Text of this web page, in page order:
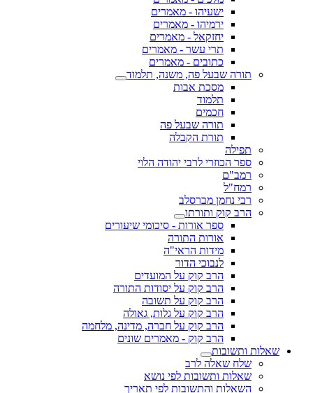
ישעיהו - מאמרים
ירמיהו - מאמרים
יחזקאל - מאמרים
תרי עשר - מאמרים
כתובים - מאמרים
תורה שבעל פה, משנה, תלמוד
מסכת אבות
תלמוד
חכמים
תורה שבעל פה
תורת הקבלה
תפילה
ספר הכוזרי לרבי יהודה הלוי
רמב"ם
רמח"ל
רבי נחמן מברסלב
הרב קוק ותורתו
ספר אורות - סיכומי שיעורים
אורות התורה
מידות הראי"ה
לנבוכי הדור
הרב קוק על המועדים
הרב קוק על יסודות התורה
הרב קוק על תשובה
הרב קוק על גלות, גאולה
הרב קוק על חברה, מדינה, מלחמה
הרב קוק - מאמרים שונים
שאלות ותשובות
שלח שאלה לרב
שאלות ותשובות לפי נושא
השאלות והתשובות לפי תאריך